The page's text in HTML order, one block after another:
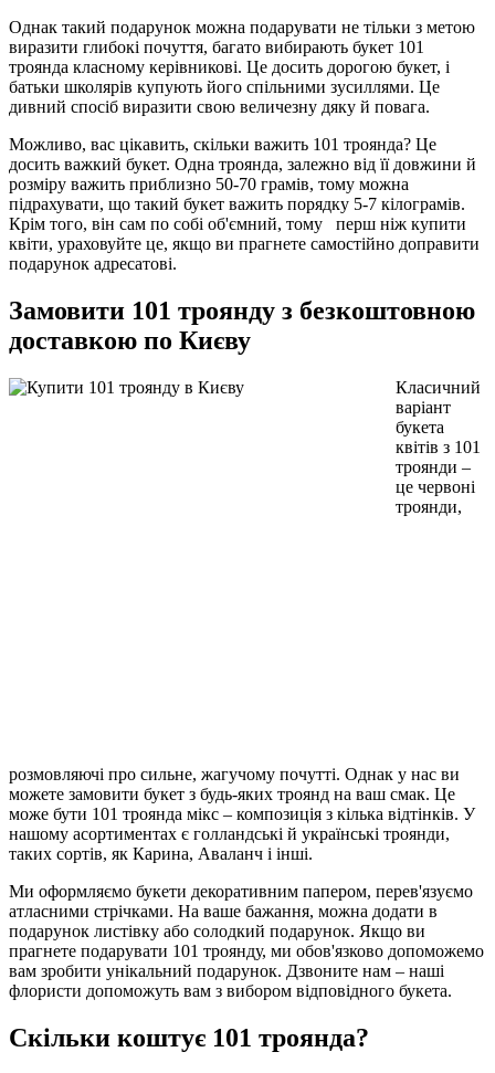
Однак такий подарунок можна подарувати не тільки з метою
виразити глибокі почуття, багато вибирають букет 101
троянда класному керівникові. Це досить дорогою букет, і
батьки школярів купують його спільними зусиллями. Це
дивний спосіб виразити свою величезну дяку й повага.
Можливо, вас цікавить, скільки важить 101 троянда? Це
досить важкий букет. Одна троянда, залежно від її довжини й
розміру важить приблизно 50-70 грамів, тому можна
підрахувати, що такий букет важить порядку 5-7 кілограмів.
Крім того, він сам по собі об'ємний, тому перш ніж купити
квіти, ураховуйте це, якщо ви прагнете самостійно доправити
подарунок адресатові.
Замовити 101 троянду з безкоштовною
доставкою по Києву
Класичний
варіант
букета
квітів з 101
троянди –
це червоні
троянди,
розмовляючі про сильне, жагучому почутті. Однак у нас ви
можете замовити букет з будь-яких троянд на ваш смак. Це
може бути 101 троянда мікс – композиція з кілька відтінків. У
нашому асортиментах є голландські й українські троянди,
таких сортів, як Карина, Аваланч і інші.
Ми оформляємо букети декоративним папером, перев'язуємо
атласними стрічками. На ваше бажання, можна додати в
подарунок листівку або солодкий подарунок. Якщо ви
прагнете подарувати 101 троянду, ми обов'язково допоможемо
вам зробити унікальний подарунок. Дзвоните нам – наші
флористи допоможуть вам з вибором відповідного букета.
Скільки коштує 101 троянда?